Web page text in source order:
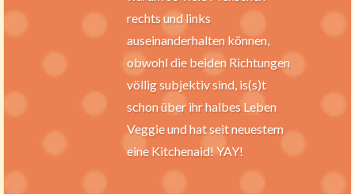
rechts und links
auseinanderhalten können,
obwohl die beiden Richtungen
völlig subjektiv sind, is(s)t
schon über ihr halbes Leben
Veggie und hat seit neuestem
eine Kitchenaid! YAY!